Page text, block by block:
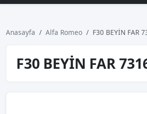
Anasayfa Alfa Romeo F30 BEYİN FAR
F30 BEYİN FAR